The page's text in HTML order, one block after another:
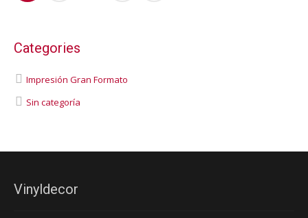
Categories
Impresión Gran Formato
Sin categoría
Vinyldecor